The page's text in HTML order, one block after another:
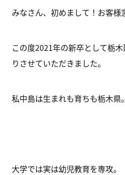
みなさん、初めまして！お客様
この度2021年の新卒として栃
りさせていただきました。
私中島は生まれも育ちも栃木県
大学では実は幼児教育を専攻。